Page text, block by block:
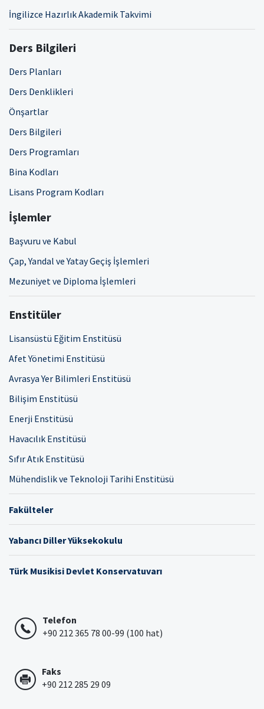
İngilizce Hazırlık Akademik Takvimi
Ders Bilgileri
Ders Planları
Ders Denklikleri
Önşartlar
Ders Bilgileri
Ders Programları
Bina Kodları
Lisans Program Kodları
İşlemler
Başvuru ve Kabul
Çap, Yandal ve Yatay Geçiş İşlemleri
Mezuniyet ve Diploma İşlemleri
Enstitüler
Lisansüstü Eğitim Enstitüsü
Afet Yönetimi Enstitüsü
Avrasya Yer Bilimleri Enstitüsü
Bilişim Enstitüsü
Enerji Enstitüsü
Havacılık Enstitüsü
Sıfır Atık Enstitüsü
Mühendislik ve Teknoloji Tarihi Enstitüsü
Fakülteler
Yabancı Diller Yüksekokulu
Türk Musikisi Devlet Konservatuvarı
Telefon
+90 212 365 78 00-99 (100 hat)
Faks
+90 212 285 29 09